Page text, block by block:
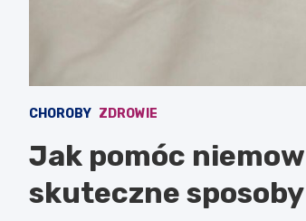
CHOROBY ZDROWIE
Jak pomóc
skuteczne sposoby